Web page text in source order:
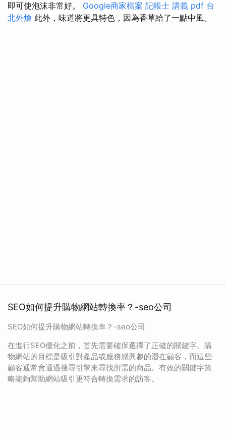
即可使泡沫非常好。 Google商家檔案 記帳士 講義 pdf 台
北外燴 此外，味道將更具特色，因為香草給了一點中風。
SEO如何提升購物網站轉換率？-seo公司
SEO如何提升購物網站轉換率？-seo公司
在進行SEO優化之前，首先需要確保選擇了正確的關鍵字。購
物網站的目標是吸引對產品或服務感興趣的潛在顧客，而這些
顧客通常會通過搜尋引擎來尋找所需的商品。有效的關鍵字策
略能夠幫助網站吸引更符合轉換需求的訪客。